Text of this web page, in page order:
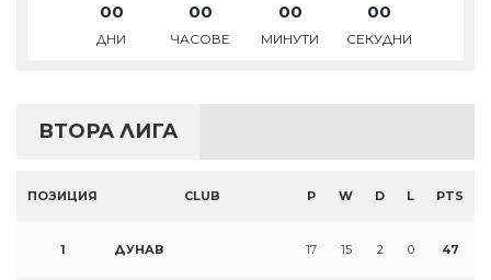
00
ДНИ
00
ЧАСОВЕ
00
МИНУТИ
00
СЕКУДНИ
ВТОРА ЛИГА
ПОЗИЦИЯ CLUB P W D L PTS
1 ДУНАВ 17 15 2 0 47